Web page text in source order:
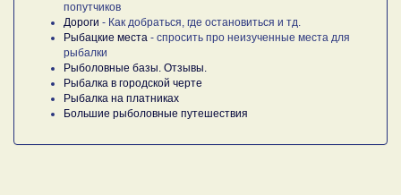
попутчиков
Дороги - Как добраться, где остановиться и тд.
Рыбацкие места - спросить про неизученные места для
рыбалки
Рыболовные базы. Отзывы.
Рыбалка в городской черте
Рыбалка на платниках
Большие рыболовные путешествия